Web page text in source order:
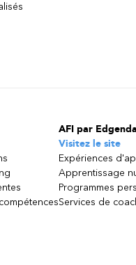
AFI par Edgenda
Visitez le site
Expériences
Apprentissage
Programmes
Services de